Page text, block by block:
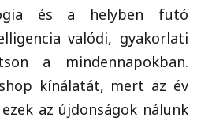
és a helyben futó
valódi, gyakorlati
a mindennapokban.
kínálatát, mert az év
az újdonságok nálunk